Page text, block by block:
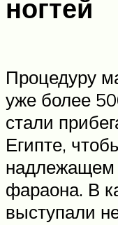
ногтей
Процедуру
уже более
стали
Египте,
надлежащем
фараона. В
выступали